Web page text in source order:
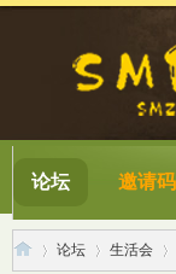
论坛 邀请
论坛 生活会